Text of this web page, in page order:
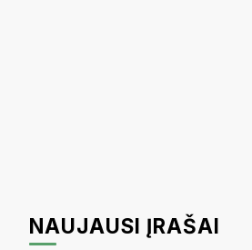
NAUJAUSI ĮRAŠAI